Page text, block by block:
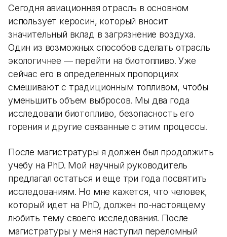
Сегодня авиационная отрасль в основном
использует керосин, который вносит
значительный вклад в загрязнение воздуха.
Один из возможных способов сделать отрасль
экологичнее — перейти на биотопливо. Уже
сейчас его в определенных пропорциях
смешивают с традиционным топливом, чтобы
уменьшить объем выбросов. Мы два года
исследовали биотопливо, безопасность его
горения и другие связанные с этим процессы.
После магистратуры я должен был продолжить
учебу на PhD. Мой научный руководитель
предлагал остаться и еще три года посвятить
исследованиям. Но мне кажется, что человек,
который идет на PhD, должен по-настоящему
любить тему своего исследования. После
магистратуры у меня наступил переломный